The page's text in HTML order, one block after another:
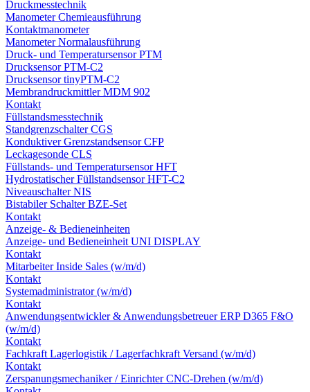
Druckmesstechnik
Manometer Chemieausführung
Kontaktmanometer
Manometer Normalausführung
Druck- und Temperatursensor PTM
Drucksensor PTM-C2
Drucksensor tinyPTM-C2
Membrandruckmittler MDM 902
Kontakt
Füllstandsmesstechnik
Standgrenzschalter CGS
Konduktiver Grenzstandsensor CFP
Leckagesonde CLS
Füllstands- und Temperatursensor HFT
Hydrostatischer Füllstandsensor HFT-C2
Niveauschalter NIS
Bistabiler Schalter BZE-Set
Kontakt
Anzeige- & Bedieneinheiten
Anzeige- und Bedieneinheit UNI DISPLAY
Kontakt
Mitarbeiter Inside Sales (w/m/d)
Kontakt
Systemadministrator (w/m/d)
Kontakt
Anwendungsentwickler & Anwendungsbetreuer ERP D365 F&O
(w/m/d)
Kontakt
Fachkraft Lagerlogistik / Lagerfachkraft Versand (w/m/d)
Kontakt
Zerspanungsmechaniker / Einrichter CNC-Drehen (w/m/d)